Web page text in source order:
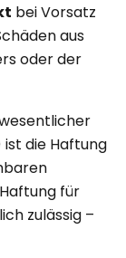
bei Vorsatz
aus
oder der
die Haftung
für
zulässig –